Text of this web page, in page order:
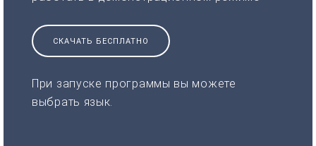
СКАЧАТЬ БЕСПЛАТНО
При запуске программы вы можете
выбрать язык.